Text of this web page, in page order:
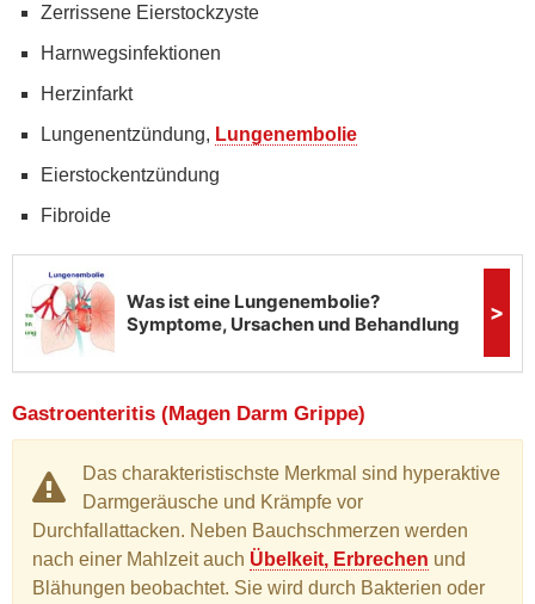
Zerrissene Eierstockzyste
Harnwegsinfektionen
Herzinfarkt
Lungenentzündung, Lungenembolie
Eierstockentzündung
Fibroide
Gastroenteritis (Magen Darm Grippe)
Das charakteristischste Merkmal sind hyperaktive
Darmgeräusche und Krämpfe vor
Durchfallattacken. Neben Bauchschmerzen werden
nach einer Mahlzeit auch Übelkeit, Erbrechen und
Blähungen beobachtet. Sie wird durch Bakterien oder